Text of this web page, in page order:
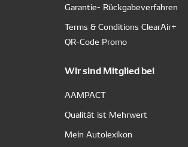
Garantie- Rückgabeverfahren
Terms & Conditions ClearAir+
QR-Code Promo
Wir sind Mitglied bei
AAMPACT
Qualität ist Mehrwert
Mein Autolexikon